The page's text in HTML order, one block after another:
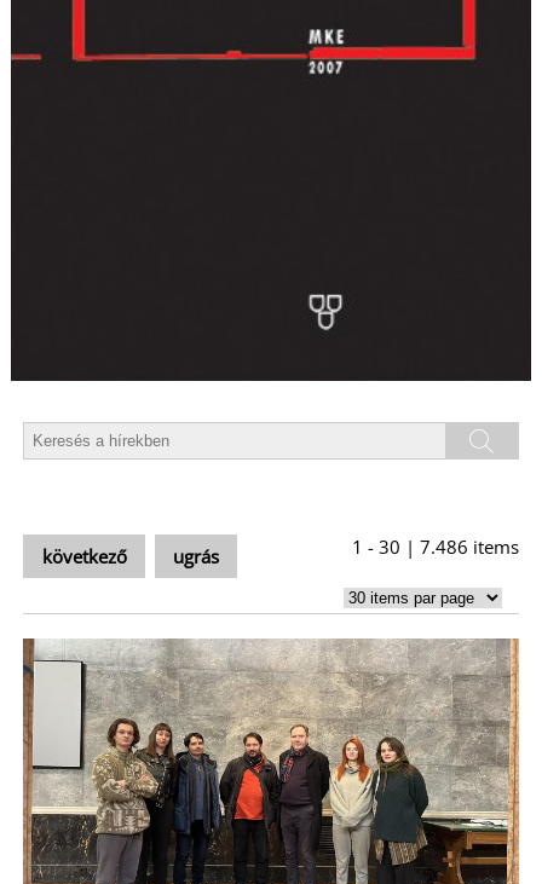
következő ugrás 1 - 30 | 7.486 items